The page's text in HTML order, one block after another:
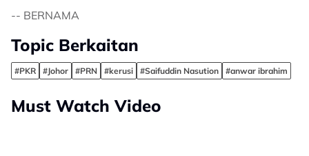
-- BERNAMA
Topic Berkaitan
#PKR #Johor #PRN #kerusi #Saifuddin Nasution #anwar ibrahim
Must Watch Video